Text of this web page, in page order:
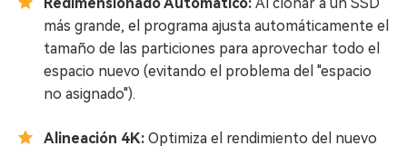
más grande, el programa ajusta automáticamente el
tamaño de las particiones para aprovechar todo el
espacio nuevo (evitando el problema del "espacio
no asignado").
Alineación 4K: Optimiza el rendimiento del nuevo